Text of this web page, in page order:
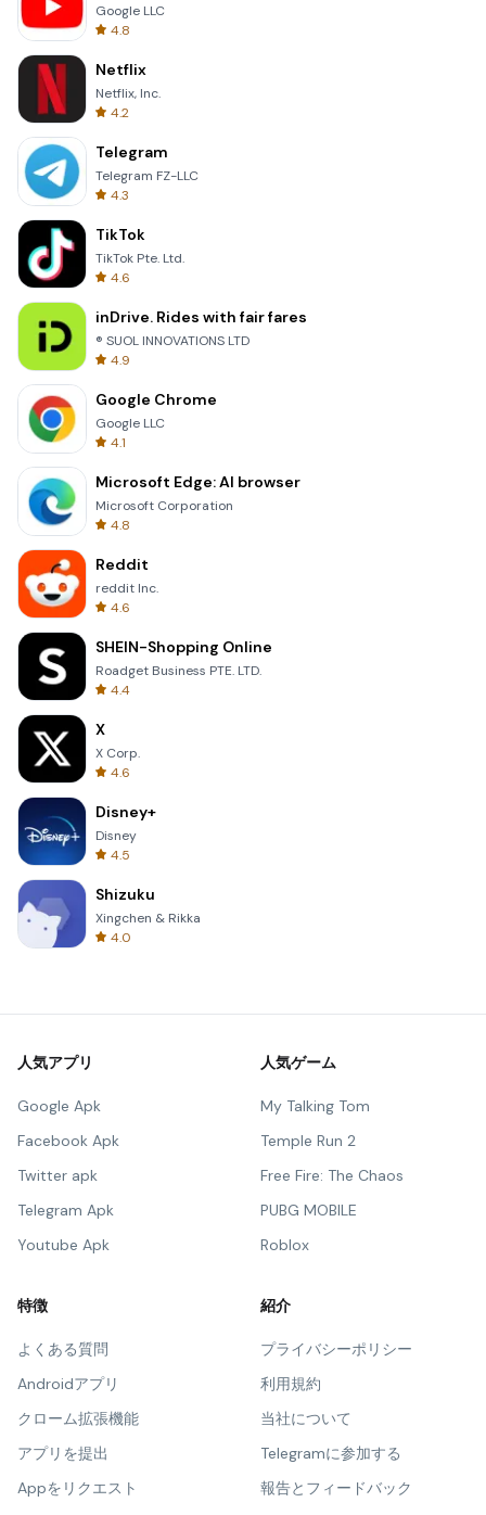
Google LLC
4.8
Netflix
Netflix, Inc.
4.2
Telegram
Telegram FZ-LLC
4.3
TikTok
TikTok Pte. Ltd.
4.6
inDrive. Rides with fair fares
® SUOL INNOVATIONS LTD
4.9
Google Chrome
Google LLC
4.1
Microsoft Edge: AI browser
Microsoft Corporation
4.8
Reddit
reddit Inc.
4.6
SHEIN-Shopping Online
Roadget Business PTE. LTD.
4.4
X
X Corp.
4.6
Disney+
Disney
4.5
Shizuku
Xingchen & Rikka
4.0
人気アプリ
Google Apk
Facebook Apk
Twitter apk
Telegram Apk
Youtube Apk
人気ゲーム
My Talking Tom
Temple Run 2
Free Fire: The Chaos
PUBG MOBILE
Roblox
特徴
よくある質問
Androidアプリ
クローム拡張機能
アプリを提出
Appをリクエスト
紹介
プライバシーポリシー
利用規約
当社について
Telegramに参加する
報告とフィードバック